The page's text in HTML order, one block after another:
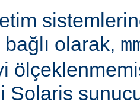
bağlı olarak,
Solaris